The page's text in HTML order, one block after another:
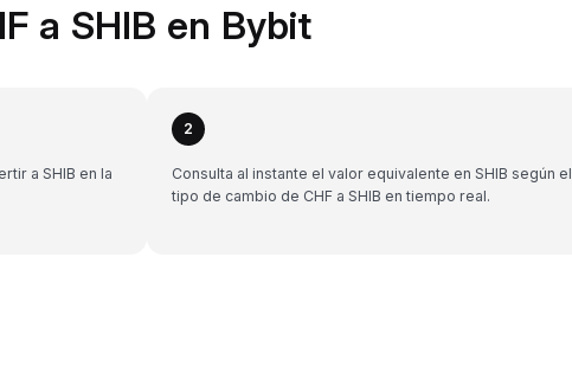
a SHIB en Bybit
a SHIB en la
2
Consulta al instante el valor equivalente en SHIB según el
tipo de cambio de CHF a SHIB en tiempo real.